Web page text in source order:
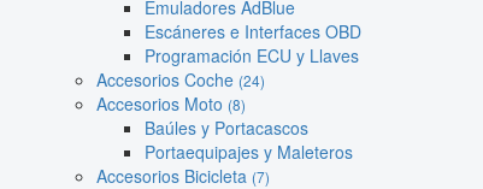
Emuladores AdBlue
Escáneres e Interfaces OBD
Programación ECU y Llaves
Accesorios Coche (24)
Accesorios Moto (8)
Baúles y Portacascos
Portaequipajes y Maleteros
Accesorios Bicicleta (7)